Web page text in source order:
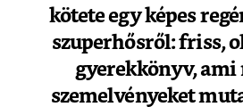
kötete egy képes
szuperhősről: friss,
gyerekkönyv, ami
szemelvényeket